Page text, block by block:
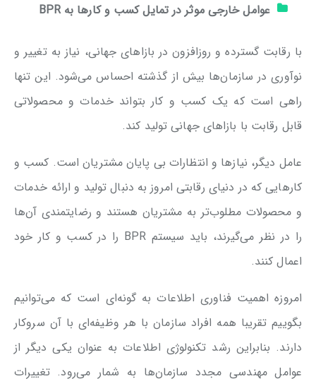
عوامل خارجی موثر در تمایل کسب و کارها بهBPR
با رقابت گسترده و روزافزون در بازاهای جهانی، نیاز به تغییر و
نوآوری در سازمان‌ها بیش از گذشته احساس می‌شود. این تنها
راهی است که یک کسب و کار بتواند خدمات و محصولاتی
قابل رقابت با بازاهای جهانی تولید کند.
عامل دیگر، نیازها و انتظارات بی پایان مشتریان است. کسب و
کارهایی که در دنیای رقابتی امروز به دنبال تولید و ارائه خدمات
و محصولات مطلوب‌تر به مشتریان هستند و رضایتمندی آن‌ها
را در نظر می‌گیرند، باید سیستم BPR را در کسب و کار خود
اعمال کنند.
امروزه اهمیت فناوری اطلاعات به گونه‌ای است که می‌توانیم
بگوییم تقریبا همه افراد سازمان با هر وظیفه‌ای با آن سروکار
دارند. بنابراین رشد تکنولوژی اطلاعات به عنوان یکی دیگر از
عوامل مهندسی مجدد سازمان‌ها به شمار می‌رود. تغییرات